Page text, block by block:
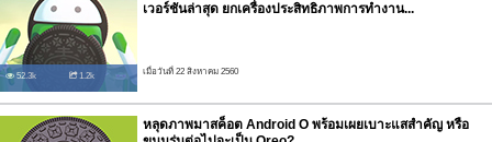
52.3k 1.2k
เวอร์ชันล่าสุด ยกเครื่องประสิทธิภาพการทำงาน...
เมื่อวันที่ 22 สิงหาคม 2560
หลุดภาพมาสค็อต Android O พร้อมเผยเบาะแสสำคัญ หรือ